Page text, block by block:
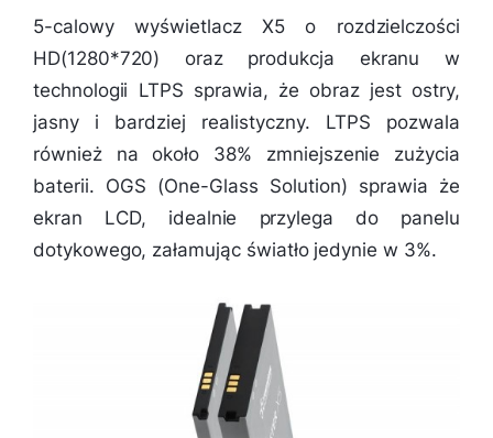
5-calowy wyświetlacz X5 o rozdzielczości
HD(1280*720) oraz produkcja ekranu w
technologii LTPS sprawia, że obraz jest ostry,
jasny i bardziej realistyczny. LTPS pozwala
również na około 38% zmniejszenie zużycia
baterii. OGS (One-Glass Solution) sprawia że
ekran LCD, idealnie przylega do panelu
dotykowego, załamując światło jedynie w 3%.